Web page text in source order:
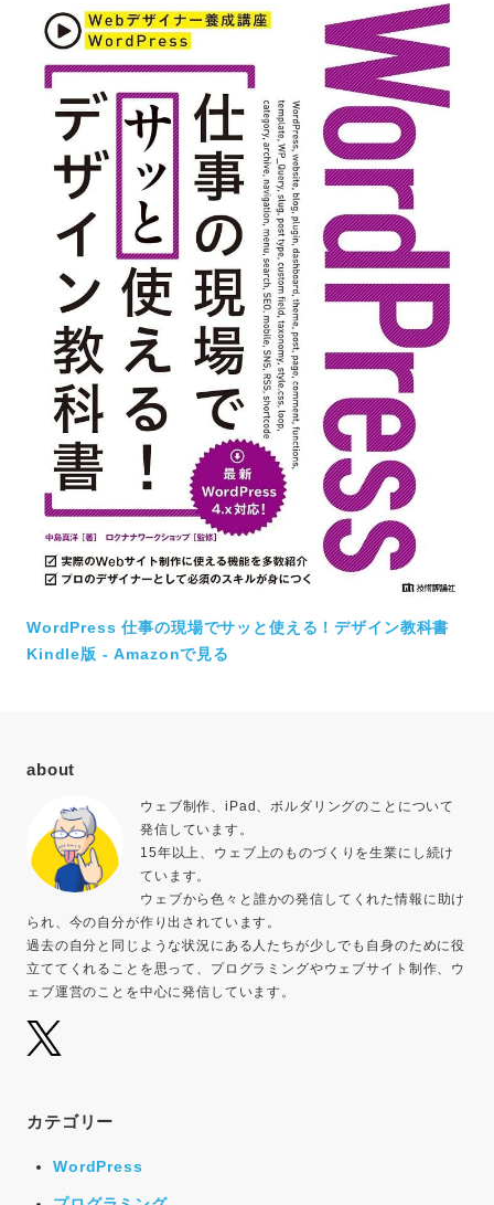
WordPress 仕事の現場でサッと使える！デザイン教科書
Kindle版 - Amazonで見る
about
ウェブ制作、iPad、ボルダリングのことについて
発信しています。
15年以上、ウェブ上のものづくりを生業にし続け
ています。
ウェブから色々と誰かの発信してくれた情報に助け
られ、今の自分が作り出されています。
過去の自分と同じような状況にある人たちが少しでも自身のために役
立ててくれることを思って、プログラミングやウェブサイト制作、ウ
ェブ運営のことを中心に発信しています。
カテゴリー
WordPress